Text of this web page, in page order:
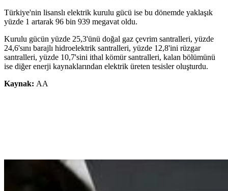
Türkiye'nin lisanslı elektrik kurulu gücü ise bu dönemde yaklaşık
yüzde 1 artarak 96 bin 939 megavat oldu.
Kurulu gücün yüzde 25,3'ünü doğal gaz çevrim santralleri, yüzde
24,6'sını barajlı hidroelektrik santralleri, yüzde 12,8'ini rüzgar
santralleri, yüzde 10,7'sini ithal kömür santralleri, kalan bölümünü
ise diğer enerji kaynaklarından elektrik üreten tesisler oluşturdu.
Kaynak: AA